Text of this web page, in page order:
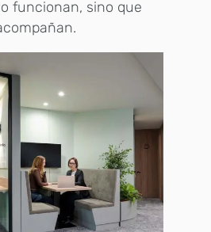
funcionan, sino que